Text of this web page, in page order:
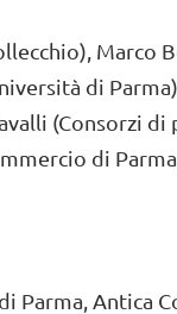
Marco
di
(Consorzi
di
Parma, Antica